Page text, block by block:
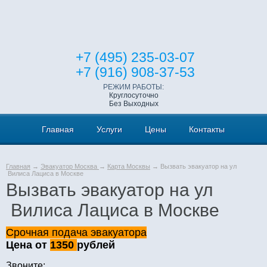
+7 (495) 235-03-07
+7 (916) 908-37-53
РЕЖИМ РАБОТЫ:
Круглосуточно
Без Выходных
Главная Услуги Цены Контакты
Главная → Эвакуатор Москва → Карта Москвы → Вызвать эвакуатор на ул
Вилиса Лациса в Москве
Вызвать эвакуатор на ул
Вилиса Лациса в Москве
Срочная подача эвакуатора
Цена от 1350 рублей